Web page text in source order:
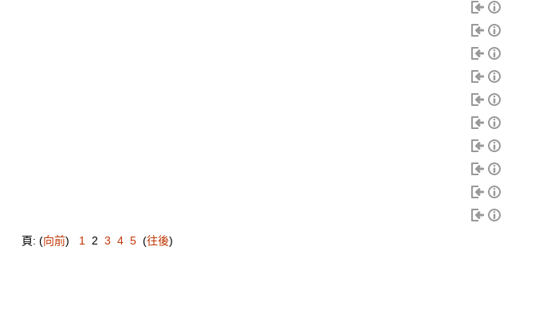
頁: (向前) 1 2 3 4 5(往後)